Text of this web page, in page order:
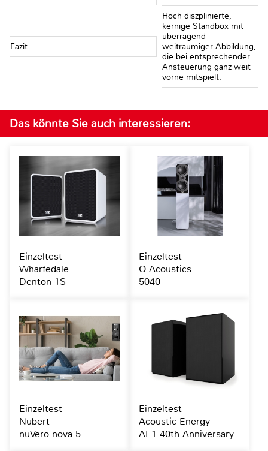
Fazit
Hoch diszplinierte,
kernige Standbox mit
überragend
weiträumiger Abbildung,
die bei entsprechender
Ansteuerung ganz weit
vorne mitspielt.
Das könnte Sie auch interessieren:
Einzeltest
Wharfedale
Denton 1S
Einzeltest
Q Acoustics
5040
Einzeltest
Nubert
nuVero nova 5
Einzeltest
Acoustic Energy
AE1 40th Anniversary